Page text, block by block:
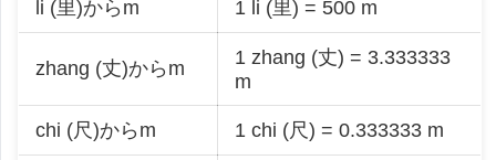
li (里)からm 1 li (里) = 500 m
zhang (丈)からm
1 zhang (丈) = 3.333333
m
chi (尺)からm 1 chi (尺) = 0.333333 m